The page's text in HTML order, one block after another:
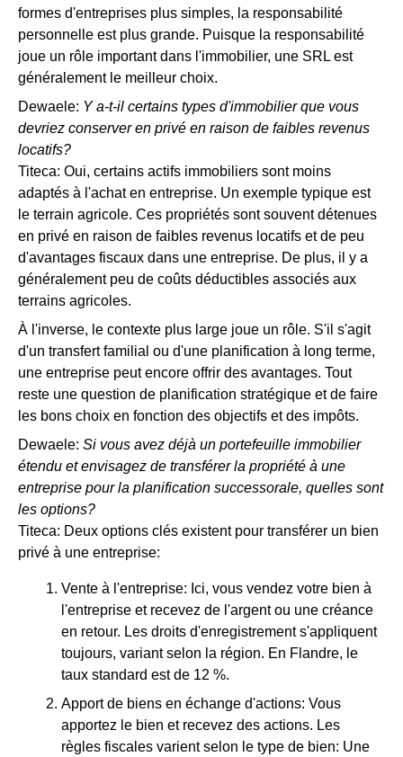
formes d'entreprises plus simples, la responsabilité
personnelle est plus grande. Puisque la responsabilité
joue un rôle important dans l'immobilier, une SRL est
généralement le meilleur choix.
Dewaele: Y a-t-il certains types d'immobilier que vous
devriez conserver en privé en raison de faibles revenus
locatifs?
Titeca: Oui, certains actifs immobiliers sont moins
adaptés à l'achat en entreprise. Un exemple typique est
le terrain agricole. Ces propriétés sont souvent détenues
en privé en raison de faibles revenus locatifs et de peu
d'avantages fiscaux dans une entreprise. De plus, il y a
généralement peu de coûts déductibles associés aux
terrains agricoles.
À l'inverse, le contexte plus large joue un rôle. S'il s'agit
d'un transfert familial ou d'une planification à long terme,
une entreprise peut encore offrir des avantages. Tout
reste une question de planification stratégique et de faire
les bons choix en fonction des objectifs et des impôts.
Dewaele: Si vous avez déjà un portefeuille immobilier
étendu et envisagez de transférer la propriété à une
entreprise pour la planification successorale, quelles sont
les options?
Titeca: Deux options clés existent pour transférer un bien
privé à une entreprise:
Vente à l'entreprise: Ici, vous vendez votre bien à
l'entreprise et recevez de l'argent ou une créance
en retour. Les droits d'enregistrement s'appliquent
toujours, variant selon la région. En Flandre, le
taux standard est de 12 %.
Apport de biens en échange d'actions: Vous
apportez le bien et recevez des actions. Les
règles fiscales varient selon le type de bien: Une